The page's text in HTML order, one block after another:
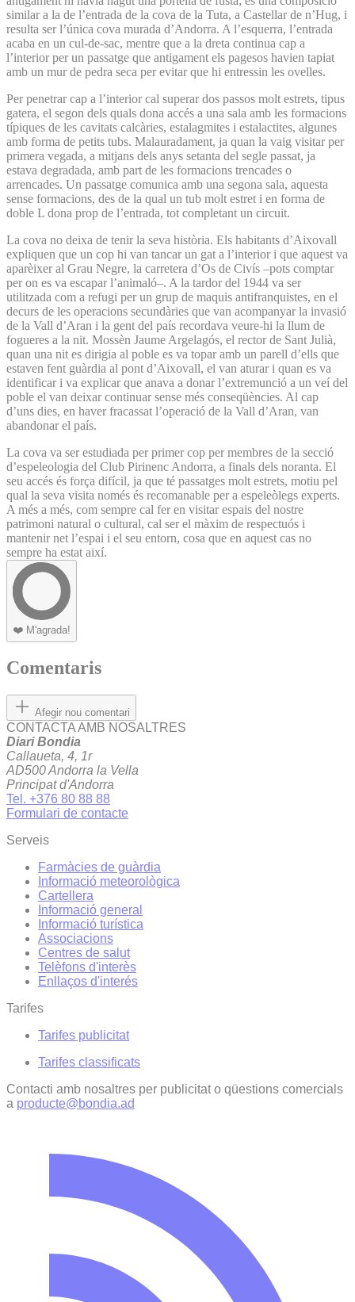
similar a la de l’entrada de la cova de la Tuta, a Castellar de n’Hug, i
resulta ser l’única cova murada d’Andorra. A l’esquerra, l’entrada
acaba en un cul-de-sac, mentre que a la dreta continua cap a
l’interior per un passatge que antigament els pagesos havien tapiat
amb un mur de pedra seca per evitar que hi entressin les ovelles.
Per penetrar cap a l’interior cal superar dos passos molt estrets, tipus
gatera, el segon dels quals dona accés a una sala amb les formacions
típiques de les cavitats calcàries, estalagmites i estalactites, algunes
amb forma de petits tubs. Malauradament, ja quan la vaig visitar per
primera vegada, a mitjans dels anys setanta del segle passat, ja
estava degradada, amb part de les formacions trencades o
arrencades. Un passatge comunica amb una segona sala, aquesta
sense formacions, des de la qual un tub molt estret i en forma de
doble L dona prop de l’entrada, tot completant un circuit.
La cova no deixa de tenir la seva història. Els habitants d’Aixovall
expliquen que un cop hi van tancar un gat a l’interior i que aquest va
aparèixer al Grau Negre, la carretera d’Os de Civís –pots comptar
per on es va escapar l’animaló–. A la tardor del 1944 va ser
utilitzada com a refugi per un grup de maquis antifranquistes, en el
decurs de les operacions secundàries que van acompanyar la invasió
de la Vall d’Aran i la gent del país recordava veure-hi la llum de
fogueres a la nit. Mossèn Jaume Argelagós, el rector de Sant Julià,
quan una nit es dirigia al poble es va topar amb un parell d’ells que
estaven fent guàrdia al pont d’Aixovall, el van aturar i quan es va
identificar i va explicar que anava a donar l’extremunció a un veí del
poble el van deixar continuar sense més conseqüències. Al cap
d’uns dies, en haver fracassat l’operació de la Vall d’Aran, van
abandonar el país.
La cova va ser estudiada per primer cop per membres de la secció
d’espeleologia del Club Pirinenc Andorra, a finals dels noranta. El
seu accés és força difícil, ja que té passatges molt estrets, motiu pel
qual la seva visita només és recomanable per a espeleòlegs experts.
A més a més, com sempre cal fer en visitar espais del nostre
patrimoni natural o cultural, cal ser el màxim de respectuós i
mantenir net l’espai i el seu entorn, cosa que en aquest cas no
sempre ha estat així.
❤️ M'agrada!
Comentaris
Afegir nou comentari
CONTACTA AMB NOSALTRES
Diari Bondia
Callaueta, 4, 1r
AD500 Andorra la Vella
Principat d'Andorra
Tel. +376 80 88 88
Formulari de contacte
Serveis
Farmàcies de guàrdia
Informació meteorològica
Cartellera
Informació general
Informació turística
Associacions
Centres de salut
Telèfons d'interès
Enllaços d'interés
Tarifes
Tarifes publicitat
Tarifes classificats
Contacti amb nosaltres per publicitat o qüestions comercials
a producte@bondia.ad